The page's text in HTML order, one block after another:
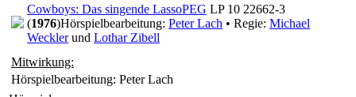
Cowboys: Das singende LassoPEG LP 10 22662-3
(1976)Hörspielbearbeitung: Peter Lach • Regie: Michael
Wecklerund Lothar Zibell
Mitwirkung:
Hörspielbearbeitung: Peter Lach